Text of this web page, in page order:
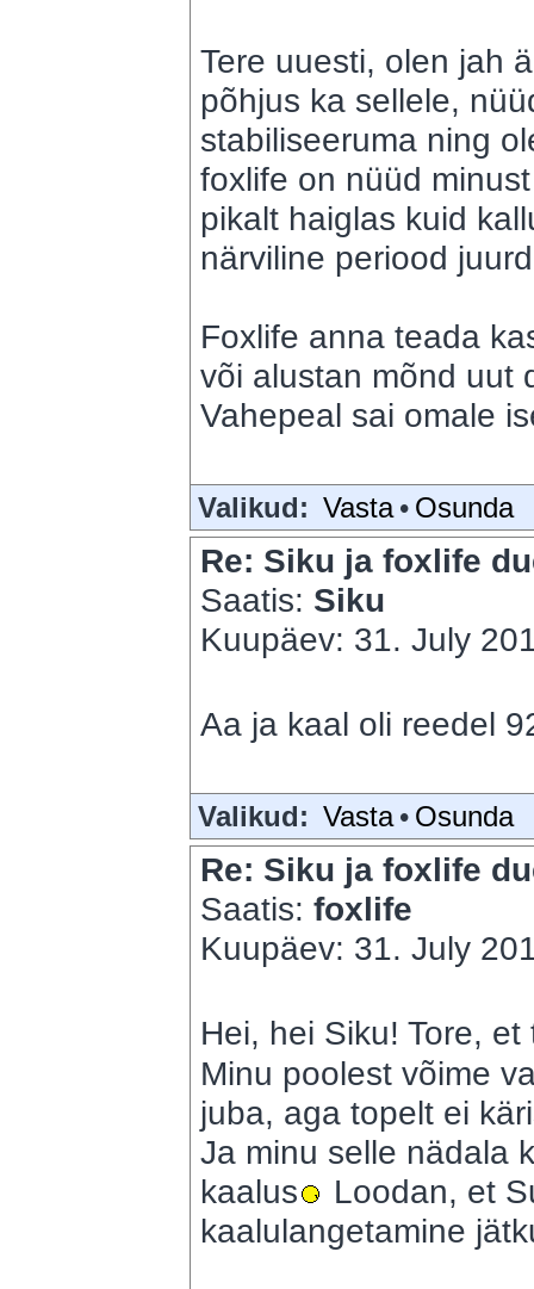
Tere uuesti, olen jah
põhjus ka sellele,
stabiliseeruma ning
foxlife on nüüd
pikalt haiglas kuid
närviline periood
Foxlife anna teada
või alustan mõnd uut
Vahepeal sai omale
Valikud: Vasta • Osunda
Re: Siku ja foxlife
Saatis: Siku
Kuupäev: 31. July
Aa ja kaal oli reedel
Valikud: Vasta • Osunda
Re: Siku ja foxlife
Saatis: foxlife
Kuupäev: 31. July
Hei, hei Siku! Tore,
Minu poolest võime
juba, aga topelt ei
Ja minu selle nädala
kaalus
Loodan, et
kaalulangetamine